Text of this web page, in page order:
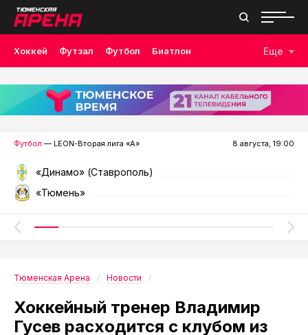
Хоккей Футзал Футбол Биатлон
Лыжные гонки Волейбол Плавание Дзюдо
Скалолазание Велоспорт Бокс
Еще
Футбол — LEON-Вторая лига «А» 8 августа, 19:00
«Динамо» (Ставрополь)
«Тюмень»
Тюменская Арена Новости
Хоккейный тренер Владимир
Гусев расходится с клубом из